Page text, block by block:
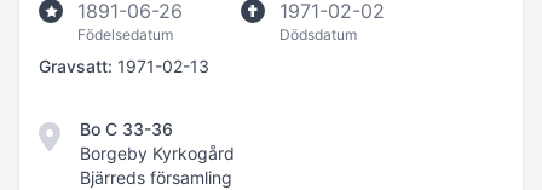
1891-06-26
Födelsedatum
1971-02-02
Dödsdatum
Gravsatt: 1971-02-13
Bo C 33-36
Borgeby Kyrkogård
Bjärreds församling